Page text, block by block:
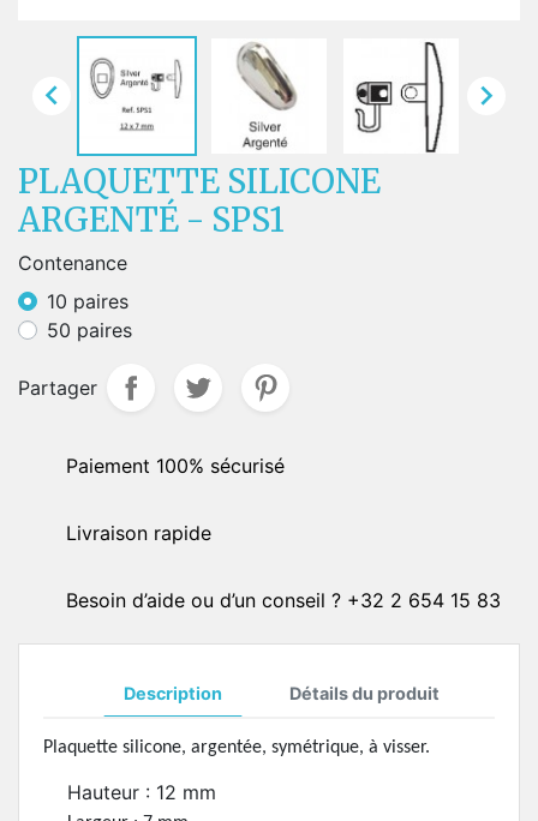
 
PLAQUETTE SILICONE
ARGENTÉ - SPS1
Contenance
10 paires
50 paires
Partager
Paiement 100% sécurisé
Livraison rapide
Besoin d’aide ou d’un conseil ? +32 2 654 15 83
Description Détails du produit
Plaquette silicone, argentée, symétrique, à visser.
Hauteur : 12 mm